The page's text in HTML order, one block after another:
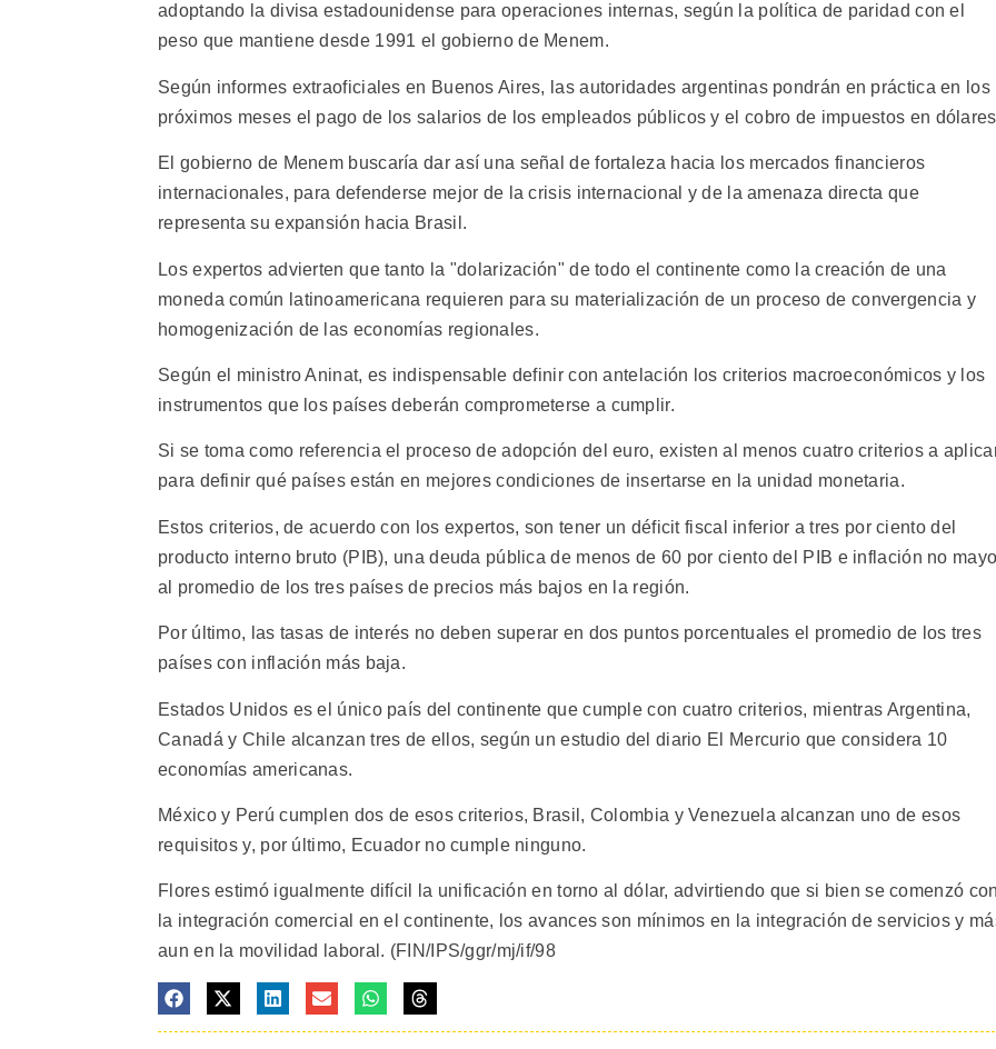
adoptando la divisa estadounidense para operaciones internas, según la política de paridad con el
peso que mantiene desde 1991 el gobierno de Menem.
Según informes extraoficiales en Buenos Aires, las autoridades argentinas pondrán en práctica en los
próximos meses el pago de los salarios de los empleados públicos y el cobro de impuestos en
El gobierno de Menem buscaría dar así una señal de fortaleza hacia los mercados financieros
internacionales, para defenderse mejor de la crisis internacional y de la amenaza directa que
representa su expansión hacia Brasil.
Los expertos advierten que tanto la "dolarización" de todo el continente como la creación de una
moneda común latinoamericana requieren para su materialización de un proceso de convergencia y
homogenización de las economías regionales.
Según el ministro Aninat, es indispensable definir con antelación los criterios macroeconómicos y los
instrumentos que los países deberán comprometerse a cumplir.
Si se toma como referencia el proceso de adopción del euro, existen al menos cuatro criterios a
para definir qué países están en mejores condiciones de insertarse en la unidad monetaria.
Estos criterios, de acuerdo con los expertos, son tener un déficit fiscal inferior a tres por ciento del
producto interno bruto (PIB), una deuda pública de menos de 60 por ciento del PIB e inflación no
al promedio de los tres países de precios más bajos en la región.
Por último, las tasas de interés no deben superar en dos puntos porcentuales el promedio de los tres
países con inflación más baja.
Estados Unidos es el único país del continente que cumple con cuatro criterios, mientras Argentina,
Canadá y Chile alcanzan tres de ellos, según un estudio del diario El Mercurio que considera 10
economías americanas.
México y Perú cumplen dos de esos criterios, Brasil, Colombia y Venezuela alcanzan uno de esos
requisitos y, por último, Ecuador no cumple ninguno.
Flores estimó igualmente difícil la unificación en torno al dólar, advirtiendo que si bien se comenzó
la integración comercial en el continente, los avances son mínimos en la integración de servicios y
aun en la movilidad laboral. (FIN/IPS/ggr/mj/if/98